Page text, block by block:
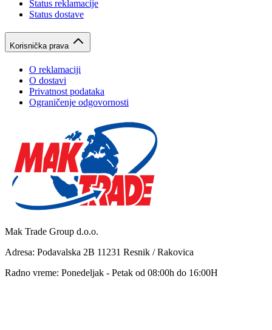
Status reklamacije
Status dostave
Korisnička prava
O reklamaciji
O dostavi
Privatnost podataka
Ograničenje odgovornosti
Mak Trade Group d.o.o.
Adresa: Podavalska 2B 11231 Resnik / Rakovica
Radno vreme: Ponedeljak - Petak od 08:00h do 16:00H